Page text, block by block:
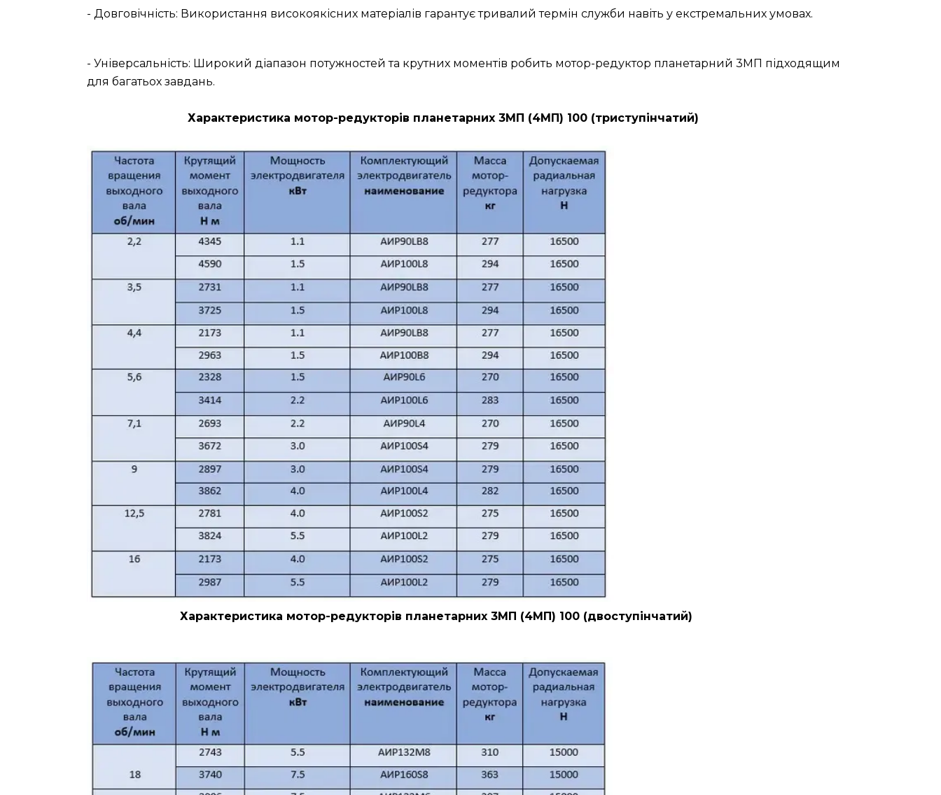
- Довговічність: Використання високоякісних матеріалів гарантує тривалий термін служби навіть у екстремальних умовах.
- Універсальність: Широкий діапазон потужностей та крутних моментів робить мотор-редуктор планетарний 3МП підходящим
для багатьох завдань.
Характеристика мотор-редукторів планетарних 3МП (4МП) 100 (триступінчатий)
Характеристика мотор-редукторів планетарних 3МП (4МП) 100 (двоступінчатий)